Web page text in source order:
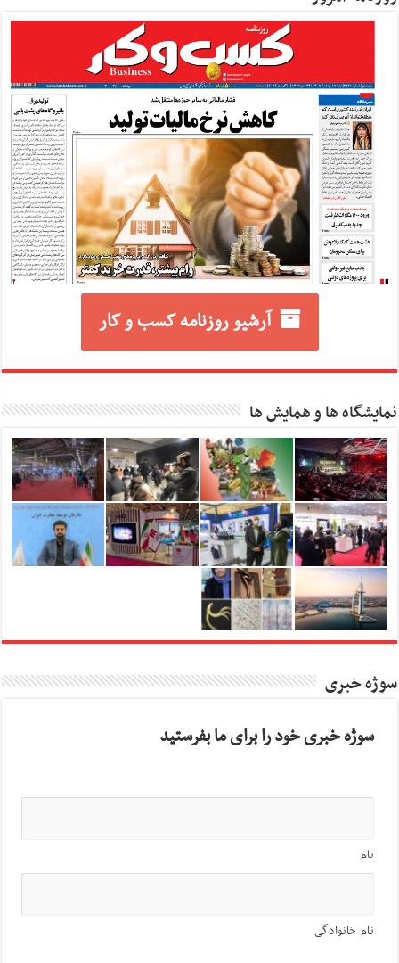
آرشیو روزنامه کسب و کار
نمایشگاه ها و همایش ها
سوژه خبری
سوژه خبری خود را برای ما بفرستید
نام
نام خانوادگی